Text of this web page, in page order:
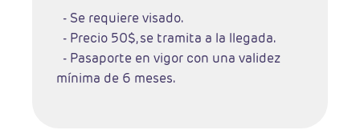
- Se requiere visado.
- Precio 50$, se tramita a la llegada.
- Pasaporte en vigor con una validez
mínima de 6 meses.